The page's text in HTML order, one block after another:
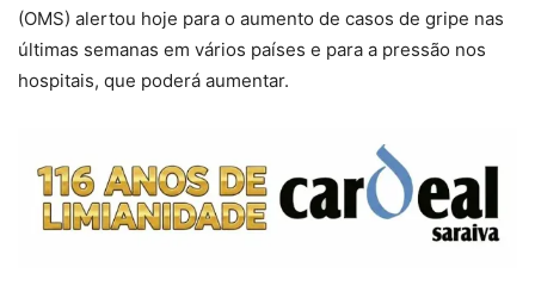
(OMS) alertou hoje para o aumento de casos de gripe nas
últimas semanas em vários países e para a pressão nos
hospitais, que poderá aumentar.